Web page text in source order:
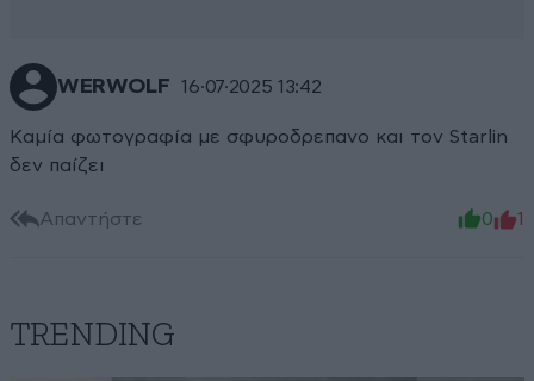
WERWOLF 16·07·2025 13:42
Καμία φωτογραφία με σφυροδρεπανο και τον Starlin
δεν παίζει
Απαντήστε 0 1
TRENDING